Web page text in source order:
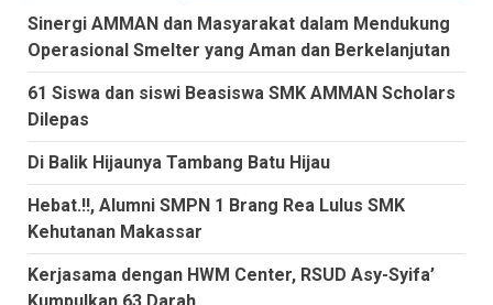
Sinergi AMMAN dan Masyarakat dalam Mendukung
Operasional Smelter yang Aman dan Berkelanjutan
61 Siswa dan siswi Beasiswa SMK AMMAN Scholars
Dilepas
Di Balik Hijaunya Tambang Batu Hijau
Hebat.!!, Alumni SMPN 1 Brang Rea Lulus SMK
Kehutanan Makassar
Kerjasama dengan HWM Center, RSUD Asy-Syifa’